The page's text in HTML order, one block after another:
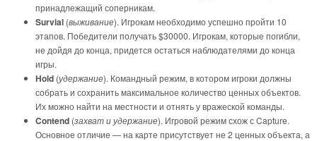
принадлежащий соперникам.
Survial (выживание). Игрокам необходимо успешно пройти 10
этапов. Победители получать $30000. Игрокам, которые погибли,
не дойдя до конца, придется остаться наблюдателями до конца
игры.
Hold (удержание). Командный режим, в котором игроки должны
собрать и сохранить максимальное количество ценных объектов.
Их можно найти на местности и отнять у вражеской команды.
Contend (захват и удержание). Игровой режим схож с Capture.
Основное отличие — на карте присутствует не 2 ценных объекта, а